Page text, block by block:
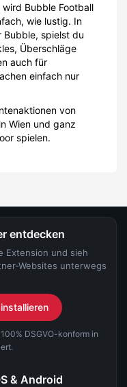
Bubble Football
wie lustig. In
spielst du
Überschläge
auch für
einfach nur
von
Wien und ganz
spielen.
entdecken
Extension und sieh
Websites unterwegs
DSGVO-konform in
& Android